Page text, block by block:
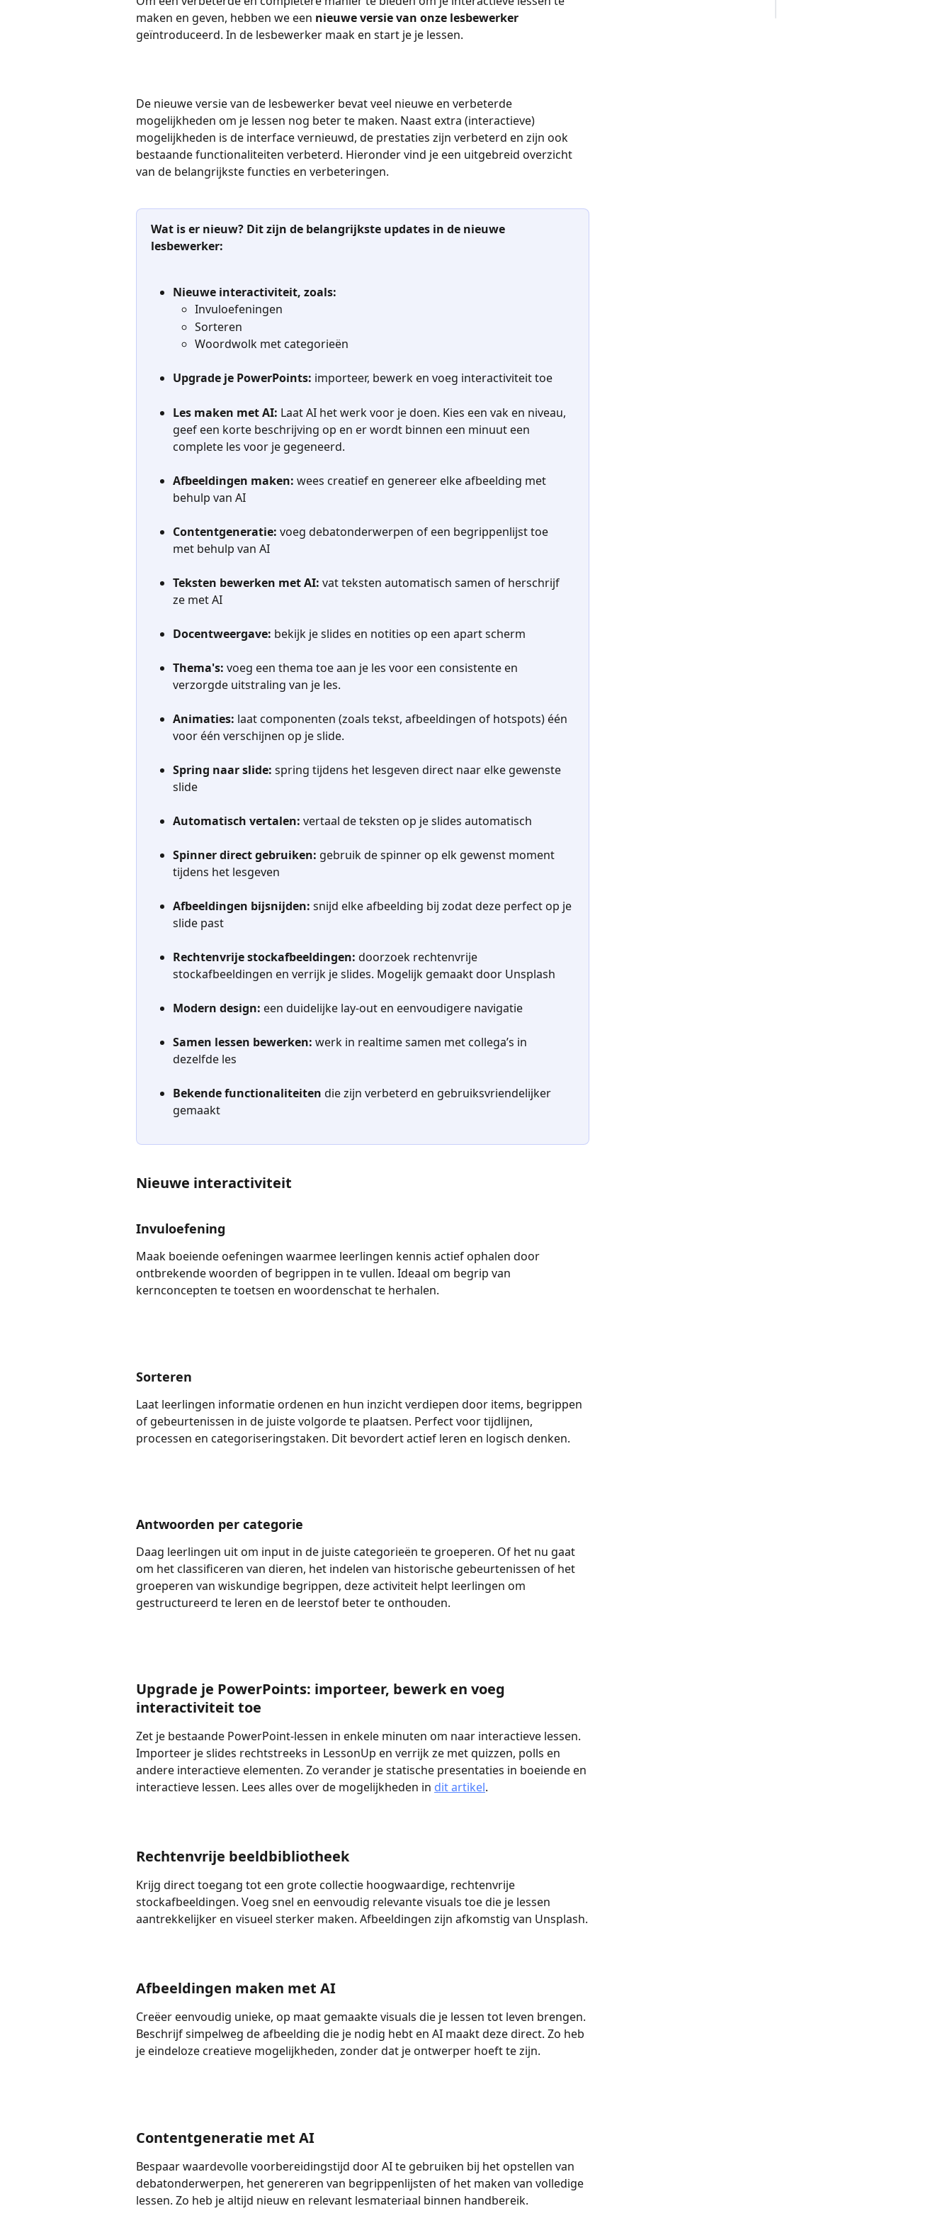
maken en geven, hebben we een nieuwe versie van onze lesbewerker
geïntroduceerd. In de lesbewerker maak en start je je lessen.
De nieuwe versie van de lesbewerker bevat veel nieuwe en verbeterde
mogelijkheden om je lessen nog beter te maken. Naast extra (interactieve)
mogelijkheden is de interface vernieuwd, de prestaties zijn verbeterd en zijn ook
bestaande functionaliteiten verbeterd. Hieronder vind je een uitgebreid overzicht
van de belangrijkste functies en verbeteringen.
Wat is er nieuw? Dit zijn de belangrijkste updates in de nieuwe
lesbewerker:
Nieuwe interactiviteit, zoals:
Invuloefeningen
Sorteren
Woordwolk met categorieën
Upgrade je PowerPoints: importeer, bewerk en voeg interactiviteit toe
Les maken met AI: Laat AI het werk voor je doen. Kies een vak en niveau,
geef een korte beschrijving op en er wordt binnen een minuut een
complete les voor je gegeneerd.
Afbeeldingen maken: wees creatief en genereer elke afbeelding met
behulp van AI
Contentgeneratie: voeg debatonderwerpen of een begrippenlijst toe
met behulp van AI
Teksten bewerken met AI: vat teksten automatisch samen of herschrijf
ze met AI
Docentweergave: bekijk je slides en notities op een apart scherm
Thema's: voeg een thema toe aan je les voor een consistente en
verzorgde uitstraling van je les.
Animaties: laat componenten (zoals tekst, afbeeldingen of hotspots) één
voor één verschijnen op je slide.
Spring naar slide: spring tijdens het lesgeven direct naar elke gewenste
slide
Automatisch vertalen: vertaal de teksten op je slides automatisch
Spinner direct gebruiken: gebruik de spinner op elk gewenst moment
tijdens het lesgeven
Afbeeldingen bijsnijden: snijd elke afbeelding bij zodat deze perfect op je
slide past
Rechtenvrije stockafbeeldingen: doorzoek rechtenvrije
stockafbeeldingen en verrijk je slides. Mogelijk gemaakt door Unsplash
Modern design: een duidelijke lay-out en eenvoudigere navigatie
Samen lessen bewerken: werk in realtime samen met collega’s in
dezelfde les
Bekende functionaliteiten die zijn verbeterd en gebruiksvriendelijker
gemaakt
Nieuwe interactiviteit
Invuloefening
Maak boeiende oefeningen waarmee leerlingen kennis actief ophalen door
ontbrekende woorden of begrippen in te vullen. Ideaal om begrip van
kernconcepten te toetsen en woordenschat te herhalen.
Sorteren
Laat leerlingen informatie ordenen en hun inzicht verdiepen door items, begrippen
of gebeurtenissen in de juiste volgorde te plaatsen. Perfect voor tijdlijnen,
processen en categoriseringstaken. Dit bevordert actief leren en logisch denken.
Antwoorden per categorie
Daag leerlingen uit om input in de juiste categorieën te groeperen. Of het nu gaat
om het classificeren van dieren, het indelen van historische gebeurtenissen of het
groeperen van wiskundige begrippen, deze activiteit helpt leerlingen om
gestructureerd te leren en de leerstof beter te onthouden.
Upgrade je PowerPoints: importeer, bewerk en voeg
interactiviteit toe
Zet je bestaande PowerPoint-lessen in enkele minuten om naar interactieve lessen.
Importeer je slides rechtstreeks in LessonUp en verrijk ze met quizzen, polls en
andere interactieve elementen. Zo verander je statische presentaties in boeiende en
interactieve lessen. Lees alles over de mogelijkheden in dit artikel.
Rechtenvrije beeldbibliotheek
Krijg direct toegang tot een grote collectie hoogwaardige, rechtenvrije
stockafbeeldingen. Voeg snel en eenvoudig relevante visuals toe die je lessen
aantrekkelijker en visueel sterker maken. Afbeeldingen zijn afkomstig van Unsplash.
Afbeeldingen maken met AI
Creëer eenvoudig unieke, op maat gemaakte visuals die je lessen tot leven brengen.
Beschrijf simpelweg de afbeelding die je nodig hebt en AI maakt deze direct. Zo heb
je eindeloze creatieve mogelijkheden, zonder dat je ontwerper hoeft te zijn.
Contentgeneratie met AI
Bespaar waardevolle voorbereidingstijd door AI te gebruiken bij het opstellen van
debatonderwerpen, het genereren van begrippenlijsten of het maken van volledige
lessen. Zo heb je altijd nieuw en relevant lesmateriaal binnen handbereik.